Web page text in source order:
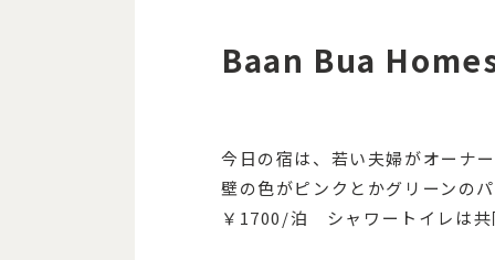
Baan Bua
今日の宿は、若い夫婦がオーナ
壁の色がピンクとかグリーンの
￥1700/泊 シャワートイレは共